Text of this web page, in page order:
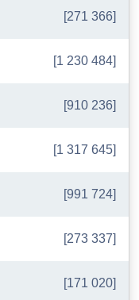
[271 366]
[1 230 484]
[910 236]
[1 317 645]
[991 724]
[273 337]
[171 020]